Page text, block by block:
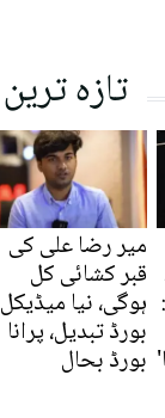
تازہ ترین
میر رضا علی کی
قبر کشائی کل
ہوگی، نیا میڈیکل
بورڈ تبدیل، پرانا
بورڈ بحال